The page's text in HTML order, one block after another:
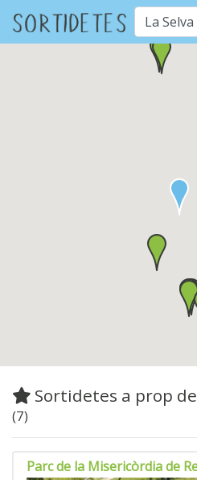
Sortidetes a prop
(7)
Parc de la Misericòrdia de